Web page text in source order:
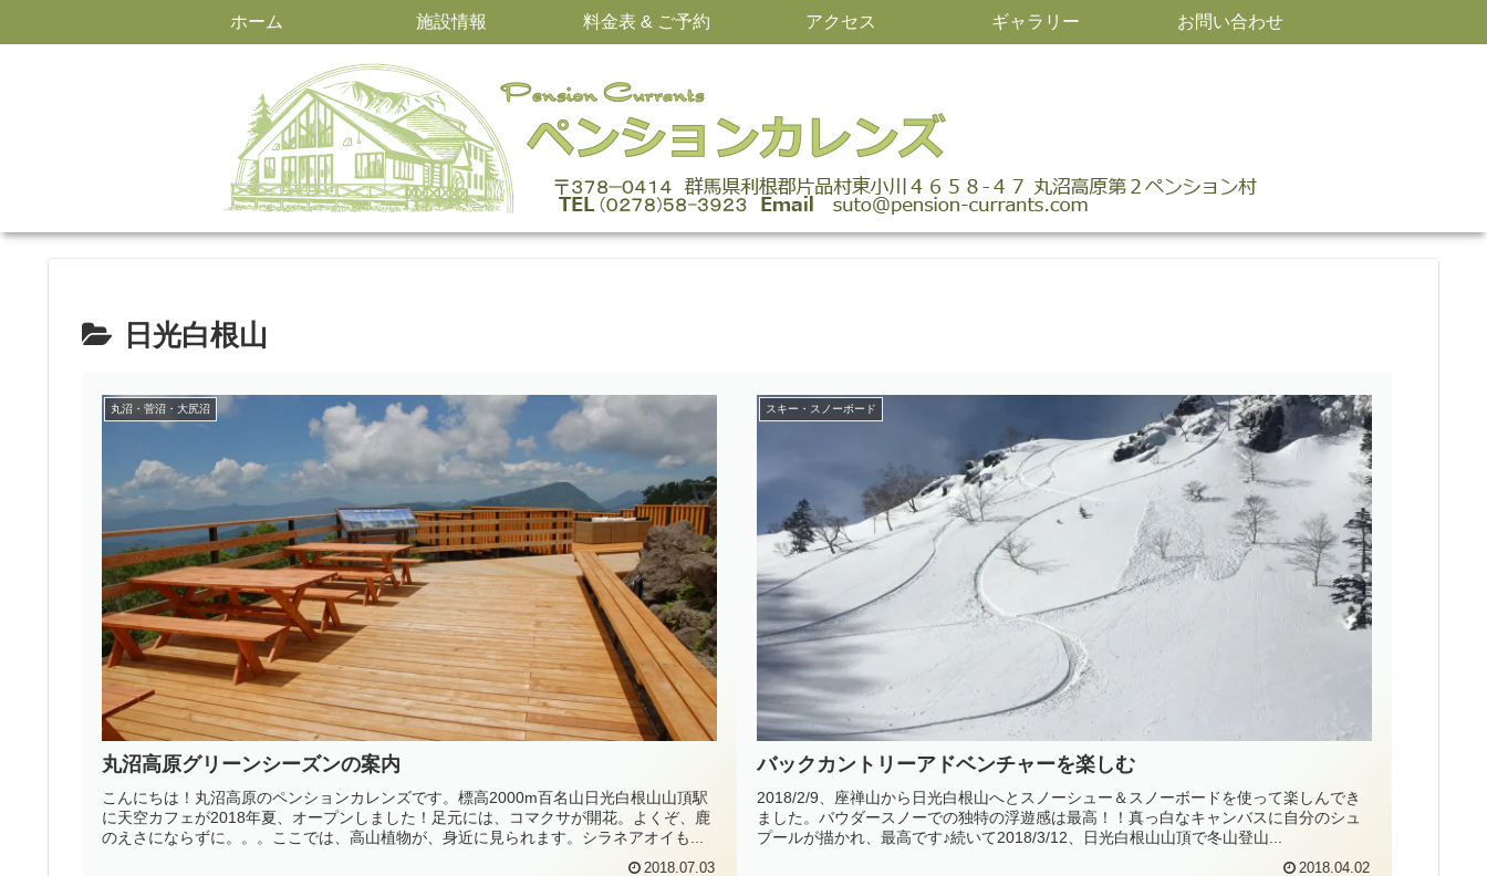
ホーム 施設情報 料金表 & ご予約 アクセス ギャラリー お問い合わせ
日光白根山
丸沼・菅沼・大尻沼
丸沼高原グリーンシーズンの案内
こんにちは！丸沼高原のペンションカレンズです。標高2000m百名山日光白根山山頂駅
に天空カフェが2018年夏、オープンしました！足元には、コマクサが開花。よくぞ、鹿
のえさにならずに。。。ここでは、高山植物が、身近に見られます。シラネアオイも...
2018.07.03
スキー・スノーボード
バックカントリーアドベンチャーを楽しむ
2018/2/9、座禅山から日光白根山へとスノーシュー＆スノーボードを使って楽しんでき
ました。バウダースノーでの独特の浮遊感は最高！！真っ白なキャンバスに自分のシュ
プールが描かれ、最高です♪続いて2018/3/12、日光白根山山頂で冬山登山...
2018.04.02